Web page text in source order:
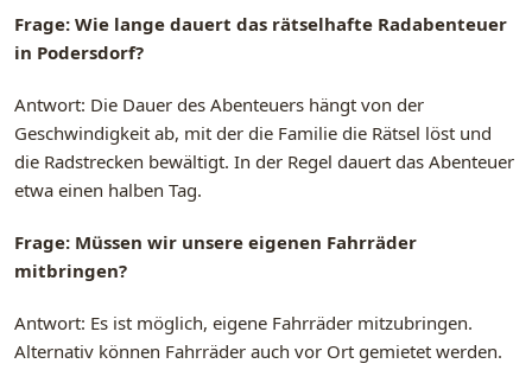
Frage: Wie lange dauert das rätselhafte Radabenteuer
in Podersdorf?
Antwort: Die Dauer des Abenteuers hängt von der
Geschwindigkeit ab, mit der die Familie die Rätsel löst und
die Radstrecken bewältigt. In der Regel dauert das Abenteuer
etwa einen halben Tag.
Frage: Müssen wir unsere eigenen Fahrräder
mitbringen?
Antwort: Es ist möglich, eigene Fahrräder mitzubringen.
Alternativ können Fahrräder auch vor Ort gemietet werden.